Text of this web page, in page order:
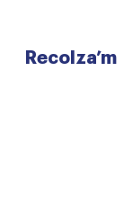
Recolza’m